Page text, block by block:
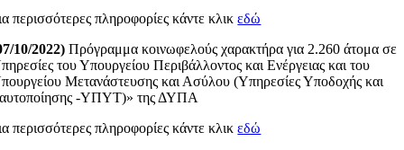
περισσότερες πληροφορίες κάντε κλικεδώ
10/2022) Πρόγραμμα κοινωφελούς χαρακτήρα για 2.260 άτομα σε
του Υπουργείου Περιβάλλοντος και Ενέργειας και του
Μετανάστευσης και Ασύλου (Υπηρεσίες Υποδοχής και
-ΥΠΥΤ)» της ΔΥΠΑ
περισσότερες πληροφορίες κάντε κλικεδώ